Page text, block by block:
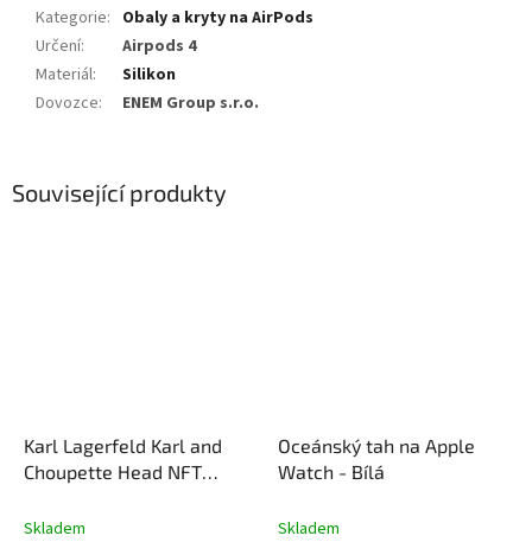
Související produkty
Karl Lagerfeld Karl and
Choupette Head NFT
- Černý
Skladem
Oceánský tah na Apple
Watch - Bílá
Skladem
Kategorie: Obaly a kryty na AirPods
Určení:
Airpods 4
Materiál:
Silikon
Dovozce: ENEM Group s.r.o.